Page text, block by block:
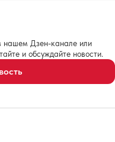
нашем Дзен-канале или
и обсуждайте новости.